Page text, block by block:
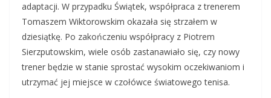
adaptacji. W przypadku Świątek, współpraca z trenerem
Tomaszem Wiktorowskim okazała się strzałem w
dziesiątkę. Po zakończeniu współpracy z Piotrem
Sierzputowskim, wiele osób zastanawiało się, czy nowy
trener będzie w stanie sprostać wysokim oczekiwaniom i
utrzymać jej miejsce w czołówce światowego tenisa.